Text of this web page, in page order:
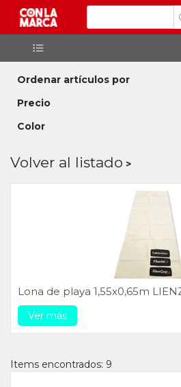
Ordenar artículos por
Precio
Color
Volver al listado
Lona de playa 1,55x0,65m
Ver más
Items encontrados: 9